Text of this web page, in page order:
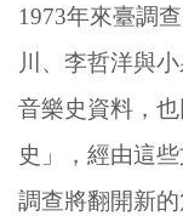
1973年來臺調
川、李哲洋與
音樂史資料，
史」，經由這
調查將翻開新的